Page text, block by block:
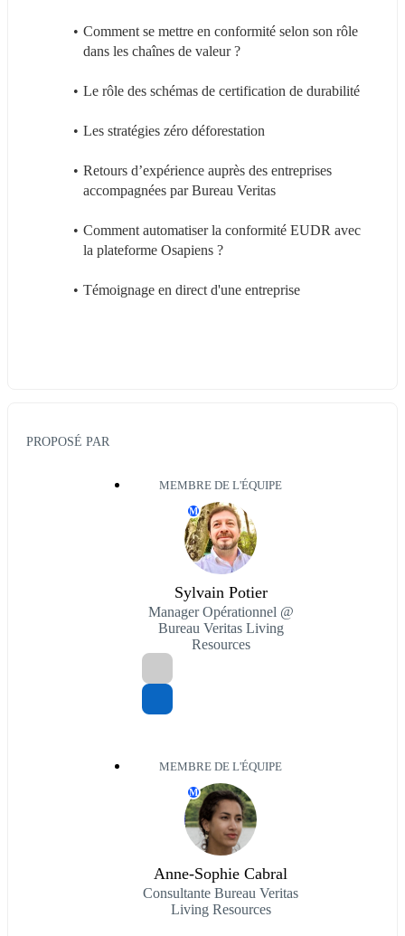
Comment se mettre en conformité selon son rôle
dans les chaînes de valeur ?
Le rôle des schémas de certification de durabilité
Les stratégies zéro déforestation
Retours d’expérience auprès des entreprises
accompagnées par Bureau Veritas
Comment automatiser la conformité EUDR avec
la plateforme Osapiens ?
Témoignage en direct d'une entreprise
PROPOSÉ PAR
MEMBRE DE L'ÉQUIPE
M
Sylvain Potier
Manager Opérationnel @
Bureau Veritas Living
Resources
MEMBRE DE L'ÉQUIPE
M
Anne-Sophie Cabral
Consultante Bureau Veritas
Living Resources